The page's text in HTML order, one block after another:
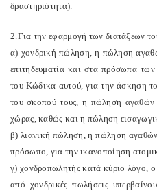
δραστηριότητα).
2.Για την εφαρμογή των διατάξεων
α) χονδρική πώληση, η πώληση
επιτηδευματία και στα πρόσωπα
του Κώδικα αυτού, για την άσκηση
του σκοπού τους, η πώληση αγαθών
χώρας, καθώς και η πώληση
β) λιανική πώληση, η πώληση
πρόσωπο, για την ικανοποίηση
γ) χονδροπωλητής κατά κύριο λόγο, ο
από χονδρικές πωλήσεις